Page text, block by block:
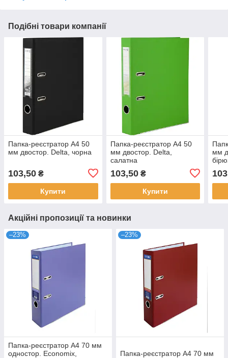
Подібні товари компанії
Папка-реєстратор А4 50
мм двостор. Delta, чорна
103,50 ₴
Купити
Папка-реєстратор А4 50
мм двостор. Delta,
салатна
103,50₴
Купити
мм
Акційні пропозиції та новинки
–23%
Папка-реєстратор А4 70 мм
одностор. Economix,
–23%
Папка-реєстратор А4 70 мм